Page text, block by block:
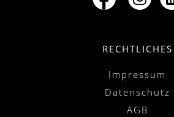
RECHTLICHES
Impressum
Datenschutz
AGB